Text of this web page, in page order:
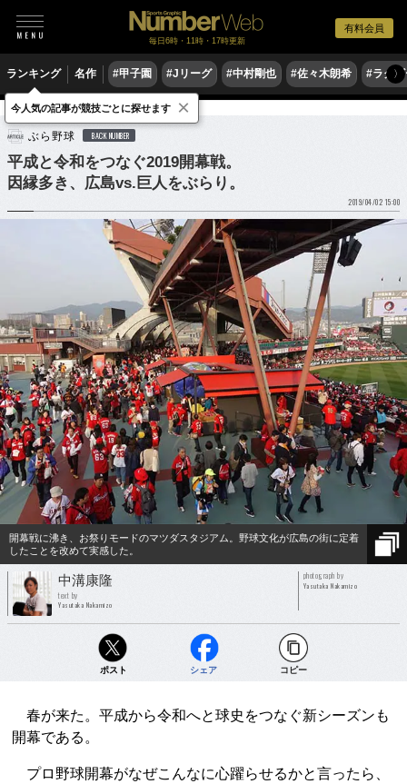
有料会員
毎日6時・11時・17時更新
ランキング 名作 #甲子園 #Jリーグ #中村剛也 #佐々木朗希 #ラグ〉
野球 プロ野球
ぶら野球 BACK NUMBER
平成と令和をつなぐ2019開幕戦。
因縁多き、広島vs.巨人をぶらり。
2019/04/02 15:00
開幕戦に沸き、お祭りモードのマツダスタジアム。野球文化が広島の街に定着
したことを改めて実感した。
中溝康隆
text by
Yasutaka Nakamizo
photograph by
Yasutaka Nakamizo
ポスト シェア コピー
春が来た。平成から令和へと球史をつなぐ新シーズンも
開幕である。
プロ野球開幕がなぜこんなに心躍らせるかと言ったら、
今人気の記事が競技ごとに探せます ×